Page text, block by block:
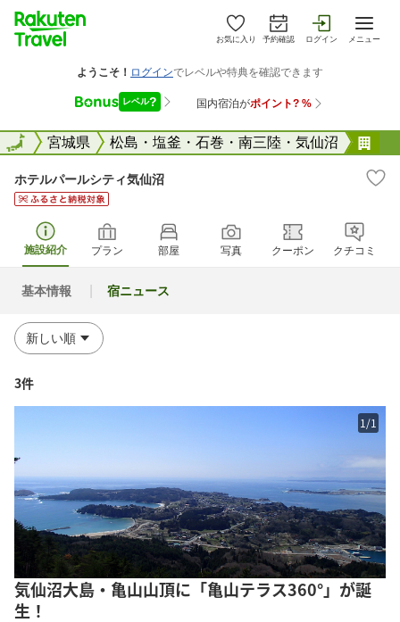
お気に入り 予約確認 ログイン メニュー
全国宮城県 松島・塩釜・石巻・南三陸・気仙沼
全国
ホテルパールシティ気仙沼
施設紹介 プラン 部屋 写真 クーポン クチコミ
基本情報 宿ニュース
3件
1/1
気仙沼大島・亀山山頂に「亀山テラス360°」が誕
生！